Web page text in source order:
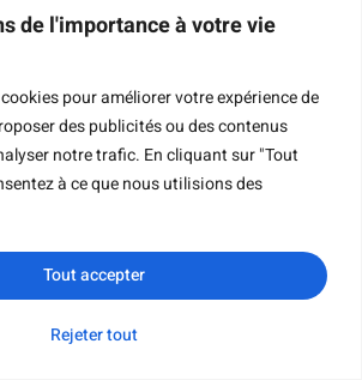
de l'importance à votre vie
pour améliorer votre expérience de
des publicités ou des contenus
notre trafic. En cliquant sur "Tout
à ce que nous utilisions des
Rejeter tout
Tout accepter
À Couverture Rigide
Pour Enfants
De Poche
Cartonnés
Demande de